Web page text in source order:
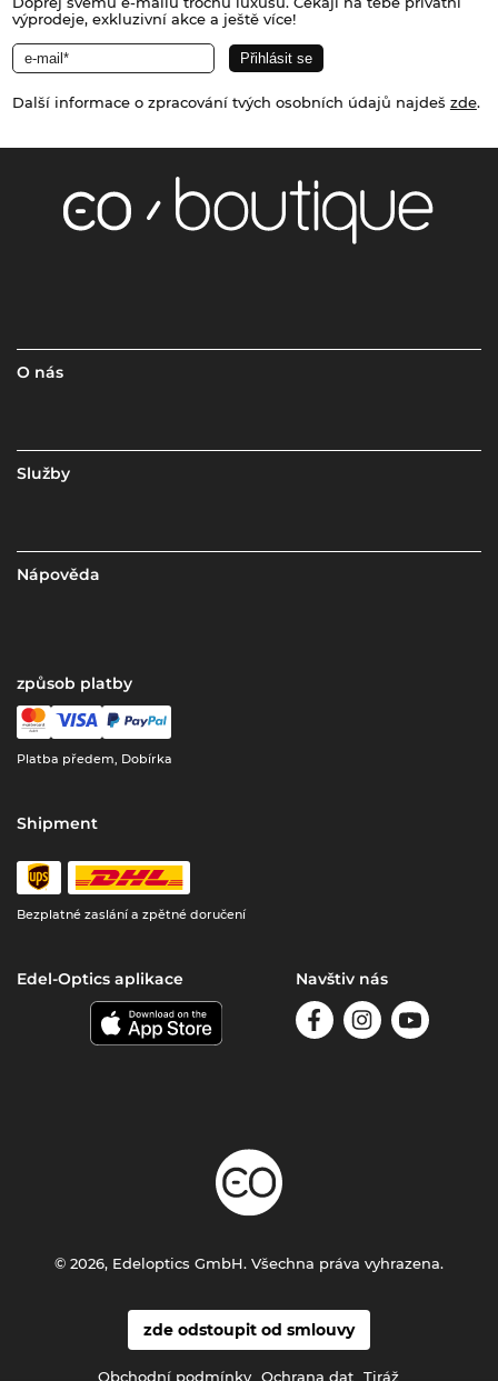
výprodeje, exkluzivní akce a ještě více!
Další informace o zpracování tvých osobních údajů najdeš zde.
O nás
Služby
Nápověda
způsob platby
Platba předem, Dobírka
Shipment
Bezplatné zaslání a zpětné doručení
Edel-Optics aplikace Navštiv nás
zde odstoupit od smlouvy
Obchodní podmínky Ochrana dat Tiráž
© 2026, Edeloptics GmbH. Všechna práva vyhrazena.